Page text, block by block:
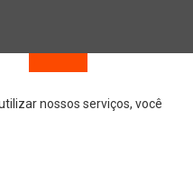
nossos serviços, você